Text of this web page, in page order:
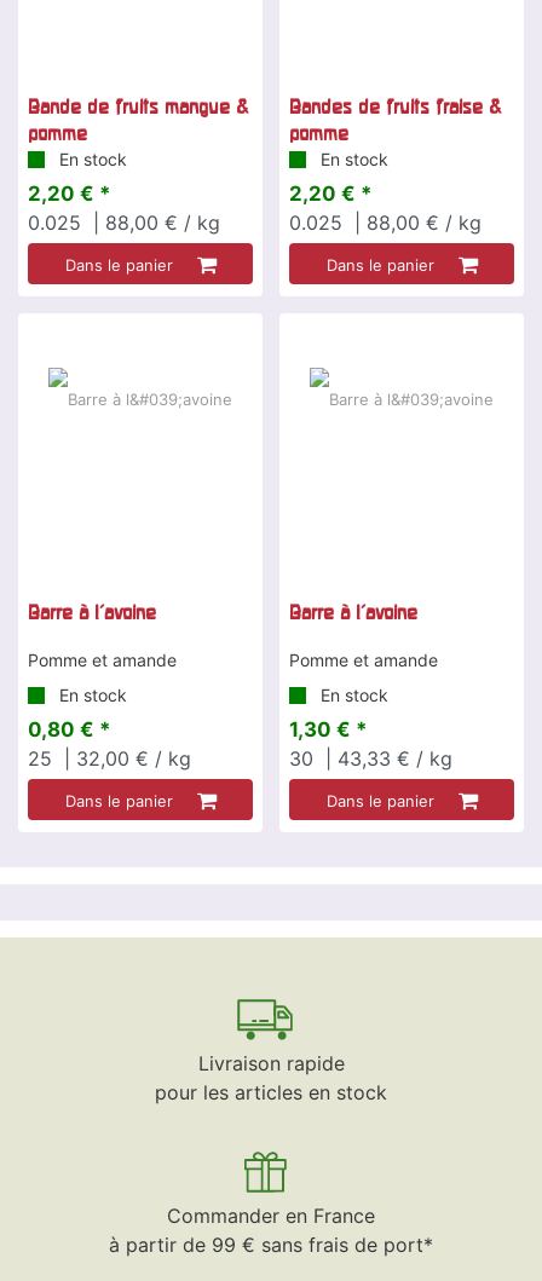
Bande de fruits mangue &
pomme
En stock
2,20 € *
0.025
| 88,00 € / kg
Dans le panier
Bandes de fruits fraise &
pomme
En stock
2,20 € *
0.025
| 88,00 € / kg
Dans le panier
Barre à l'avoine
Pomme et amande
En stock
0,80 € *
25
| 32,00 € / kg
Dans le panier
Barre à l'avoine
Pomme et amande
En stock
1,30 € *
30
| 43,33 € / kg
Dans le panier
Livraison rapide
pour les articles en stock
Commander en France
à partir de 99 € sans frais de port*